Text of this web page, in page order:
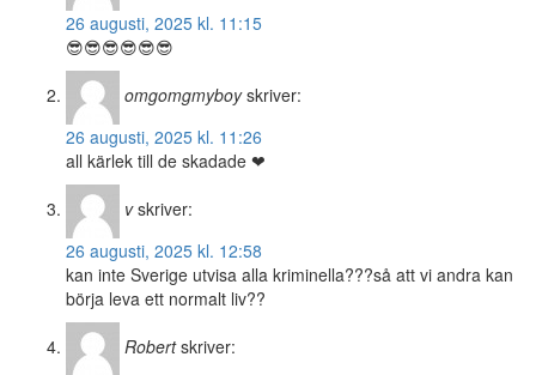
26 augusti, 2025 kl. 11:15
😎😎😎😎😎😎
omgomgmyboy skriver:
26 augusti, 2025 kl. 11:26
all kärlek till de skadade ❤
v skriver:
26 augusti, 2025 kl. 12:58
kan inte Sverige utvisa alla kriminella???så att vi andra kan
börja leva ett normalt liv??
Robert skriver: